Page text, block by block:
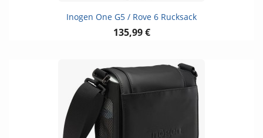
Inogen One G5 / Rove 6 Rucksack
135,99 €